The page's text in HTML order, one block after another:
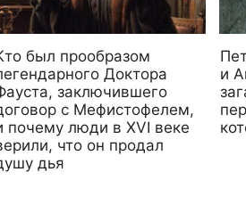
был прообразом
Доктора
заключившего
с Мефистофелем,
почему люди в XVI веке
что он продал
дья
и